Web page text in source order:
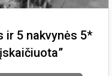
ir 5 nakvynės 5*